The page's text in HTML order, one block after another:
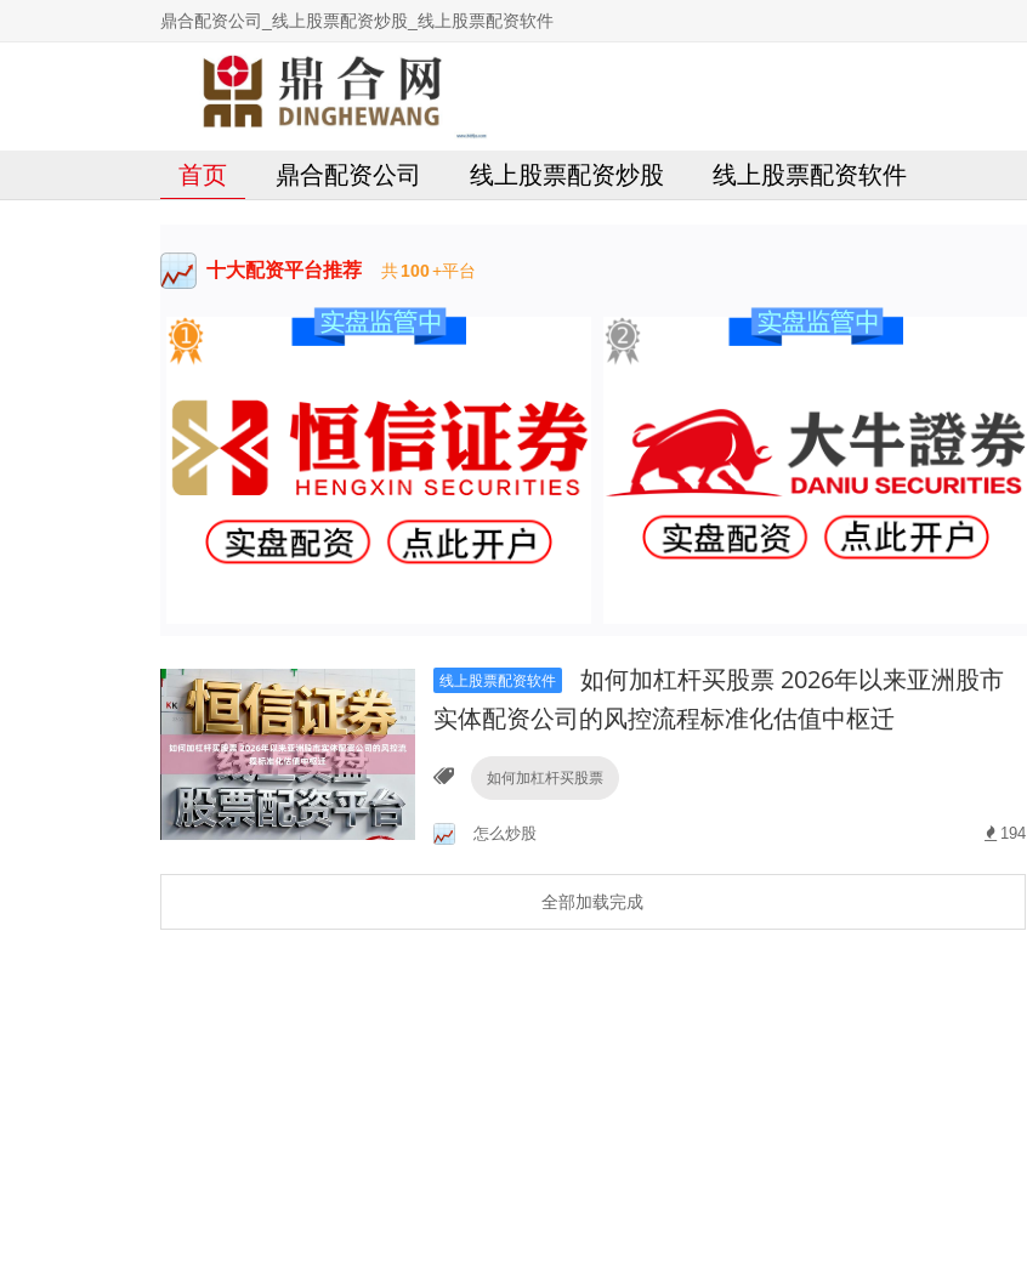
鼎合配资公司_线上股票配资炒股_线上股票配资软件
首页 鼎合配资公司 线上股票配资炒股 线上股票配资软件
十大配资平台推荐 共100+平台
线上股票配资软件
如何加杠杆买股票 2026年以来亚洲股市
实体配资公司的风控流程标准化估值中枢迁
如何加杠杆买股票
怎么炒股 194
全部加载完成